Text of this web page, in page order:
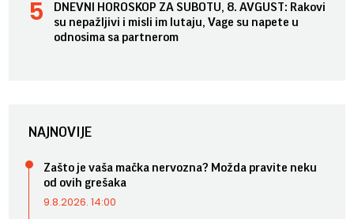
DNEVNI HOROSKOP ZA SUBOTU, 8. AVGUST: Rakovi
su nepažljivi i misli im lutaju, Vage su napete u
odnosima sa partnerom
NAJNOVIJE
Zašto je vaša mačka nervozna? Možda pravite neku
od ovih grešaka
9.8.2026. 14:00